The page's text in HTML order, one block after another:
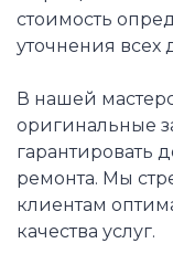
стоимость
уточнения всех
В нашей
оригинальные
гарантировать
ремонта. Мы
клиентам
качества услуг.